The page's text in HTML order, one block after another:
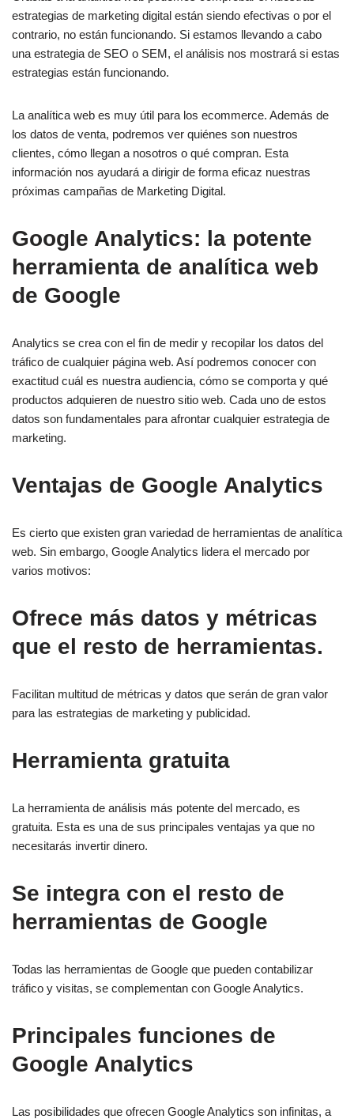
estrategias de marketing digital están siendo efectivas o por el
contrario, no están funcionando. Si estamos llevando a cabo
una estrategia de SEO o SEM, el análisis nos mostrará si estas
estrategias están funcionando.
La analítica web es muy útil para los ecommerce. Además de
los datos de venta, podremos ver quiénes son nuestros
clientes, cómo llegan a nosotros o qué compran. Esta
información nos ayudará a dirigir de forma eficaz nuestras
próximas campañas de Marketing Digital.
Google Analytics: la potente
herramienta de analítica web
de Google
Analytics se crea con el fin de medir y recopilar los datos del
tráfico de cualquier página web. Así podremos conocer con
exactitud cuál es nuestra audiencia, cómo se comporta y qué
productos adquieren de nuestro sitio web. Cada uno de estos
datos son fundamentales para afrontar cualquier estrategia de
marketing.
Ventajas de Google Analytics
Es cierto que existen gran variedad de herramientas de analítica
web. Sin embargo, Google Analytics lidera el mercado por
varios motivos:
Ofrece más datos y métricas
que el resto de herramientas.
Facilitan multitud de métricas y datos que serán de gran valor
para las estrategias de marketing y publicidad.
Herramienta gratuita
La herramienta de análisis más potente del mercado, es
gratuita. Esta es una de sus principales ventajas ya que no
necesitarás invertir dinero.
Se integra con el resto de
herramientas de Google
Todas las herramientas de Google que pueden contabilizar
tráfico y visitas, se complementan con Google Analytics.
Principales funciones de
Google Analytics
Las posibilidades que ofrecen Google Analytics son infinitas, a